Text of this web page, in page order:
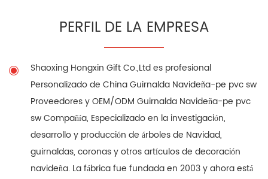
PERFIL DE LA EMPRESA
Shaoxing Hongxin Gift Co.,Ltd es profesional
Personalizado de China Guirnalda Navideña-pe pvc sw
ProveedoresyOEM/ODM Guirnalda Navideña-pe pvc
sw Compañía, Especializado en la investigación,
desarrollo y producción de árboles de Navidad,
guirnaldas, coronas y otros artículos de decoración
navideña. La fábrica fue fundada en 2003 y ahora está